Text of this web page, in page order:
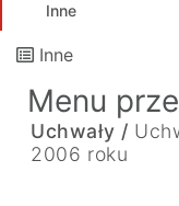
Inne
Inne
Menu
Uchwały /
2006 roku